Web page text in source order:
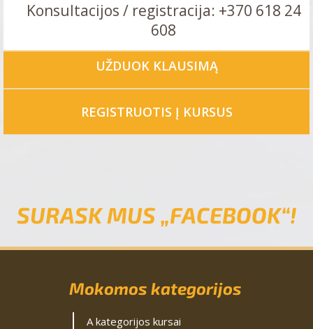
Konsultacijos / registracija: +370 618 24
608
UŽDUOK KLAUSIMĄ
REGISTRUOTIS Į KURSUS
SURASK MUS „FACEBOOK“!
Mokomos kategorijos
A kategorijos kursai